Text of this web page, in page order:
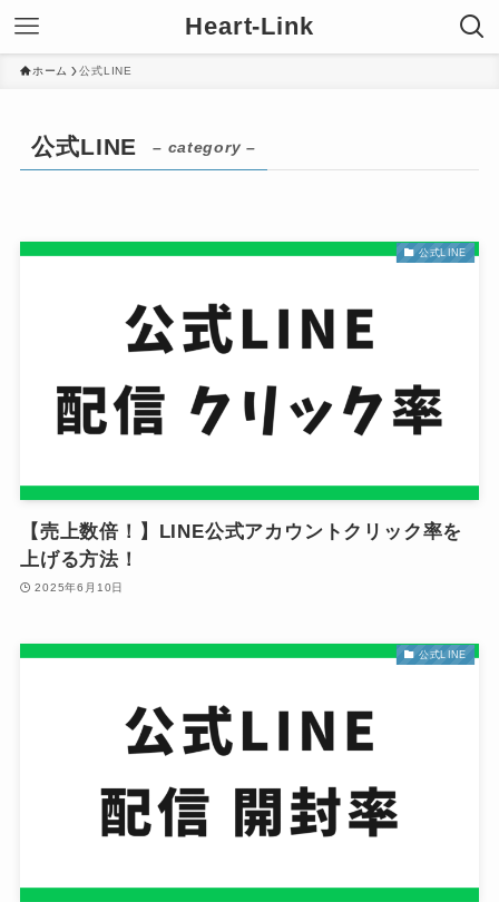
Heart-Link
ホーム 公式LINE
公式LINE – category –
公式LINE
【売上数倍！】LINE公式アカウントクリック率を
上げる方法！
2025年6月10日
公式LINE